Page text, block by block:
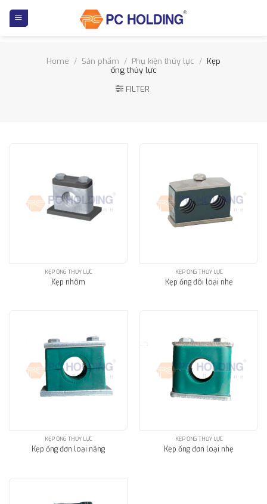
Home / Sản phẩm / Phụ kiện thủy lực / Kẹp
ống thủy lực
FILTER
KẸP ỐNG THỦY LỰC
Kẹp nhôm
KẸP ỐNG THỦY LỰC
Kẹp ống đôi loại nhẹ
KẸP ỐNG THỦY LỰC
Kẹp ống đơn loại nặng
KẸP ỐNG THỦY LỰC
Kẹp ống đơn loại nhẹ